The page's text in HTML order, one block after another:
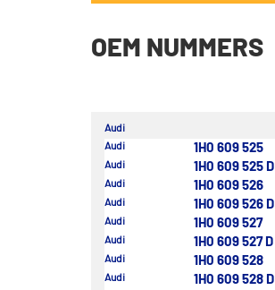
OEM NUMMERS
Audi
Audi
1H0 609 525
Audi 1H0 609 525 D
Audi 1H0 609 526
Audi 1H0 609 526 D
Audi 1H0 609 527
Audi 1H0 609 527 D
Audi 1H0 609 528
Audi 1H0 609 528 D